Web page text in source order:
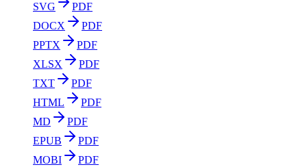
SVG
PDF
DOCX
PDF
PPTX
PDF
XLSX
PDF
TXT
PDF
HTML
PDF
MD
PDF
EPUB
PDF
MOBI
PDF